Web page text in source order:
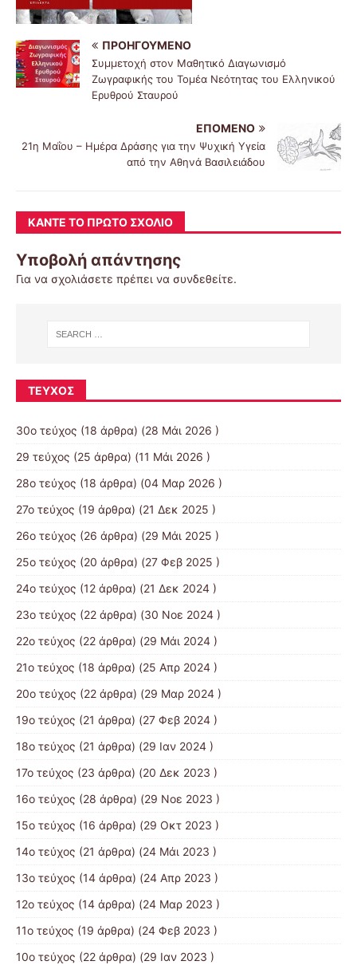
ΠΡΟΗΓΟΎΜΕΝΟ
Συμμετοχή στον Μαθητικό Διαγωνισμό
Ζωγραφικής του Τομέα Νεότητας του Ελληνικού
Ερυθρού Σταυρού
ΕΠΌΜΕΝΟ
21η Μαΐου – Ημέρα Δράσης για την Ψυχική Υγεία
από την Αθηνά Βασιλειάδου
ΚΆΝΤΕ ΤΟ ΠΡΏΤΟ ΣΧΌΛΙΟ
Υποβολή απάντησης
Για να σχολιάσετε πρέπει να συνδεθείτε.
ΤΕΎΧΟΣ
30ο τεύχος (18 άρθρα) (28 Μάι 2026 )
29 τεύχος (25 άρθρα) (11 Μάι 2026 )
28ο τεύχος (18 άρθρα) (04 Μαρ 2026 )
27ο τεύχος (19 άρθρα) (21 Δεκ 2025 )
26ο τεύχος (26 άρθρα) (29 Μάι 2025 )
25ο τεύχος (20 άρθρα) (27 Φεβ 2025 )
24ο τεύχος (12 άρθρα) (21 Δεκ 2024 )
23ο τεύχος (22 άρθρα) (30 Νοε 2024 )
22ο τεύχος (22 άρθρα) (29 Μάι 2024 )
21o τεύχος (18 άρθρα) (25 Απρ 2024 )
20ο τεύχος (22 άρθρα) (29 Μαρ 2024 )
19ο τεύχος (21 άρθρα) (27 Φεβ 2024 )
18ο τεύχος (21 άρθρα) (29 Ιαν 2024 )
17o τεύχος (23 άρθρα) (20 Δεκ 2023 )
16ο τεύχος (28 άρθρα) (29 Νοε 2023 )
15ο τεύχος (16 άρθρα) (29 Οκτ 2023 )
14ο τεύχος (21 άρθρα) (24 Μάι 2023 )
13ο τεύχος (14 άρθρα) (24 Απρ 2023 )
12ο τεύχος (14 άρθρα) (24 Μαρ 2023 )
11ο τεύχος (19 άρθρα) (24 Φεβ 2023 )
10o τεύχος (22 άρθρα) (29 Ιαν 2023 )